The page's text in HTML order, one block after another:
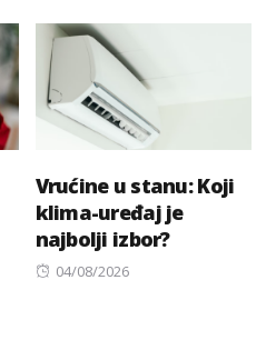
Vrućine u stanu: Koji
klima-uređaj je
najbolji izbor?
Posted
04/08/2026